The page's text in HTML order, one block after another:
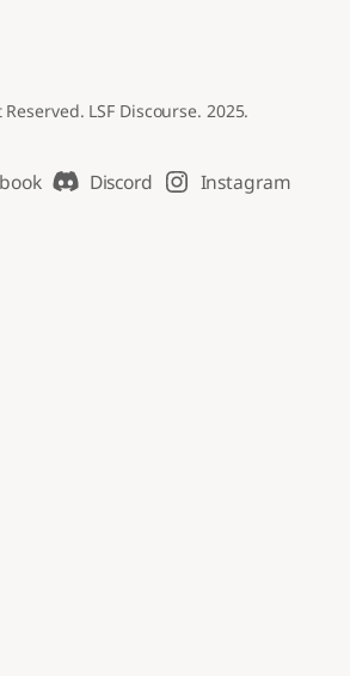
LSF Discourse. 2025.
Discord Instagram